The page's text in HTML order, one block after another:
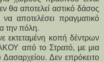
θα αποτελεί αστικό δάσος
αποτελέσει πραγματικό
την πόλη.
εκτεταμένη κοπή δέντρων
από το Στρατό, με μια
Δεν επρόκειτο